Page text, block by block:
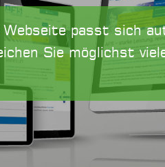
passt sich
Sie möglichst